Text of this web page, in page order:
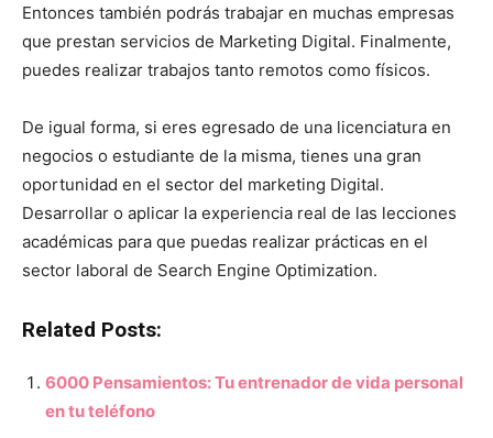
Entonces también podrás trabajar en muchas empresas
que prestan servicios de Marketing Digital. Finalmente,
puedes realizar trabajos tanto remotos como físicos.
De igual forma, si eres egresado de una licenciatura en
negocios o estudiante de la misma, tienes una gran
oportunidad en el sector del marketing Digital.
Desarrollar o aplicar la experiencia real de las lecciones
académicas para que puedas realizar prácticas en el
sector laboral de Search Engine Optimization.
Related Posts:
6000 Pensamientos: Tu entrenador de vida personal
en tu teléfono